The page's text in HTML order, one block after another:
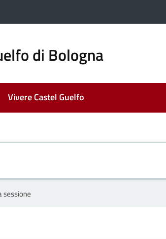
di Bologna
Vivere Castel Guelfo
sessione